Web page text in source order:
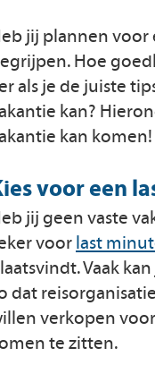
jij plannen voor
Hoe
als je de juiste
kan?
kan komen!
voor een
jij geen vaste
voorlast
Vaak
dat
verkopen
te zitten.